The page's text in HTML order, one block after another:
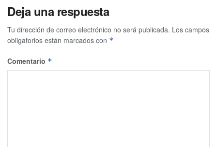
Deja una respuesta
Tu dirección de correo electrónico no será publicada. Los campos
obligatorios están marcados con *
Comentario *